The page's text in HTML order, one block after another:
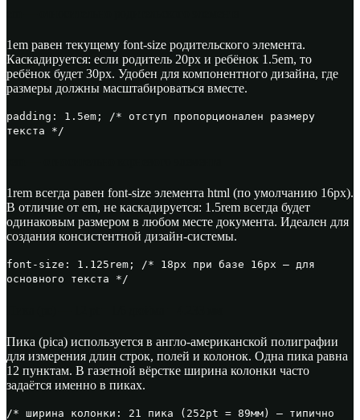
1em равен текущему font-size родительского элемента.
Каскадируется: если родитель 20px и ребёнок 1.5em, то
ребёнок будет 30px. Удобен для компонентного дизайна, где
размеры должны масштабироваться вместе.
padding: 1.5em; /* отступ пропорционален размеру
текста */
1rem всегда равен font-size элемента html (по умолчанию 16px).
В отличие от em, не каскадируется: 1.5rem всегда будет
одинаковым размером в любом месте документа. Идеален для
создания консистентной дизайн-системы.
font-size: 1.125rem; /* 18px при базе 16px — для
основного текста */
Пика (pica) используется в англо-американской полиграфии
для измерения длин строк, полей и колонок. Одна пика равна
12 пунктам. В газетной вёрстке ширина колонки часто
задаётся именно в пиках.
/* ширина колонки: 21 пика (252pt = 89мм) — типично